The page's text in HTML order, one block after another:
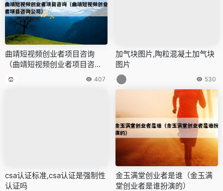
曲靖短视频创业者项目咨询
（曲靖短视频创业者项目咨询
公司）
407
加气块图片,陶粒混凝土加气块
图片
530
csa认证标准,csa认证是强制性
认证吗
金玉满堂创业者是谁（金玉满
堂创业者是谁扮演的）